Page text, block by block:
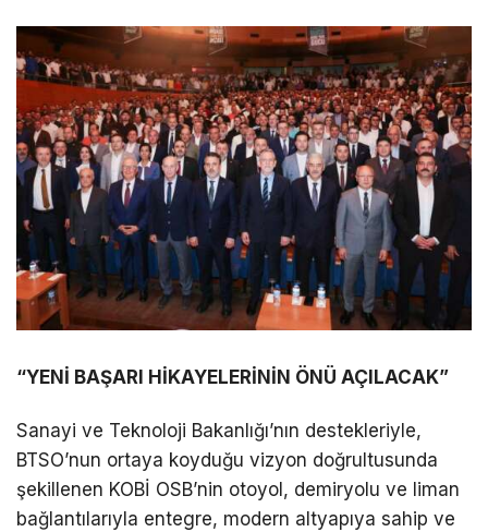
“YENİ BAŞARI HİKAYELERİNİN ÖNÜ AÇILACAK”
Sanayi ve Teknoloji Bakanlığı’nın destekleriyle,
BTSO’nun ortaya koyduğu vizyon doğrultusunda
şekillenen KOBİ OSB’nin otoyol, demiryolu ve liman
bağlantılarıyla entegre, modern altyapıya sahip ve